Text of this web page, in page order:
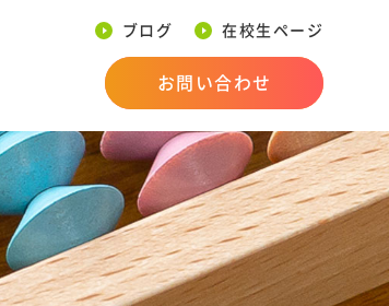
ブログ 在校生ページ
お問い合わせ